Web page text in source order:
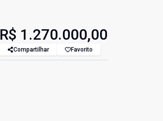
R$ 1.270.000,00
Compartilhar Favorito